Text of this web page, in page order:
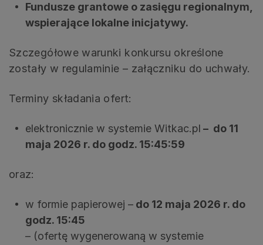
Fundusze grantowe o zasięgu regionalnym,
wspierające lokalne inicjatywy.
Szczegółowe warunki konkursu określone
zostały w regulaminie – załączniku do uchwały.
Terminy składania ofert:
elektronicznie w systemie Witkac.pl – do 11
maja 2026 r. do godz. 15:45:59
oraz:
w formie papierowej – do 12 maja 2026 r. do
godz. 15:45
– (ofertę wygenerowaną w systemie